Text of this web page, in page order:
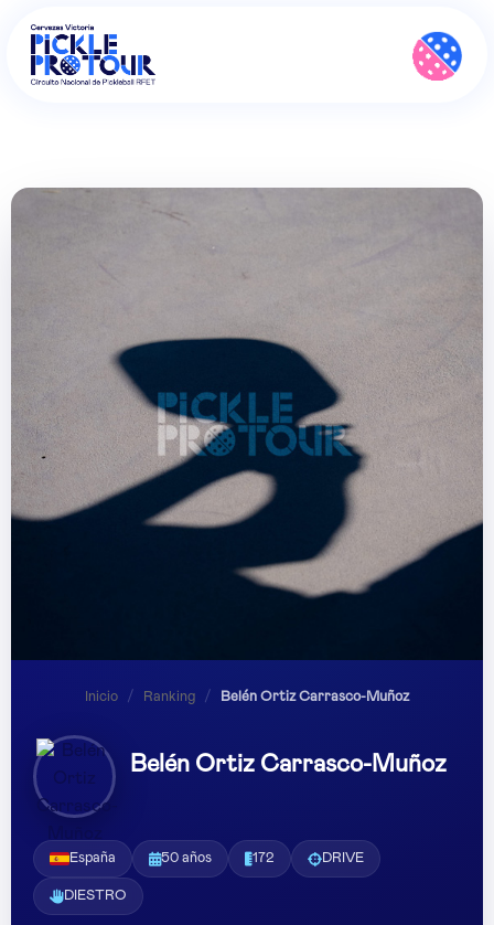
Inicio / Ranking / Belén Ortiz Carrasco-Muñoz
Belén Ortiz Carrasco-Muñoz
España 50 años 172 DRIVE
DIESTRO